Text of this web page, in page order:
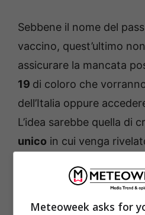
Sebbene il nome del
vaccino, quest’ultimo
assicurare la mancata
19 di coloro che
dell’Italia oppure
L’idea sarebbe quella di
unico in cui venga
siero contro il virus, se è
Meteoweek asks for